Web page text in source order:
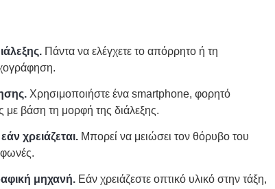
Πάντα να ελέγχετε το απόρρητο ή τη
Χρησιμοποιήστε ένα smartphone, φορητό
βάση τη μορφή της διάλεξης.
χρειάζεται. Μπορεί να μειώσει τον θόρυβο του
φωνές.
μηχανή. Εάν χρειάζεστε οπτικό υλικό στην τάξη,